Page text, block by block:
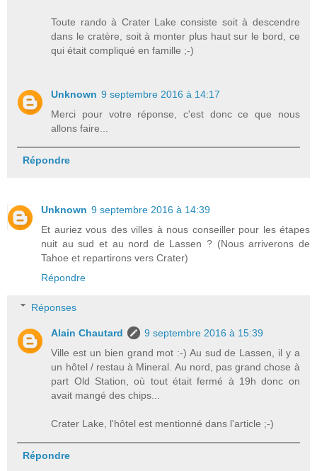
Toute rando à Crater Lake consiste soit à descendre
dans le cratère, soit à monter plus haut sur le bord, ce
qui était compliqué en famille ;-)
Unknown 9 septembre 2016 à 14:17
Merci pour votre réponse, c'est donc ce que nous
allons faire...
Répondre
Unknown 9 septembre 2016 à 14:39
Et auriez vous des villes à nous conseiller pour les étapes
nuit au sud et au nord de Lassen ? (Nous arriverons de
Tahoe et repartirons vers Crater)
Répondre
Réponses
Alain Chautard
9 septembre 2016 à 15:39
Ville est un bien grand mot :-) Au sud de Lassen, il y a
un hôtel / restau à Mineral. Au nord, pas grand chose à
part Old Station, où tout était fermé à 19h donc on
avait mangé des chips...
Crater Lake, l'hôtel est mentionné dans l'article ;-)
Répondre